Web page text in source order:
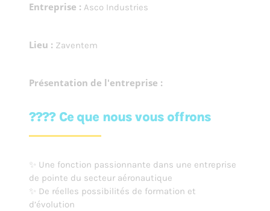
Entreprise : Asco Industries
Lieu : Zaventem
Présentation de l'entreprise :
???? Ce que nous vous offrons
✨ Une fonction passionnante dans une entreprise
de pointe du secteur aéronautique
✨ De réelles possibilités de formation et
d’évolution